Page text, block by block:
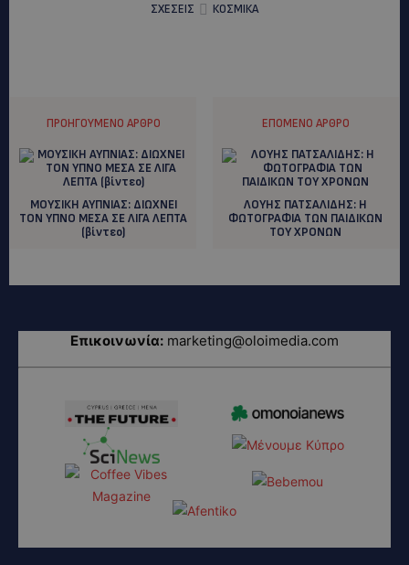
ΣΧΕΣΕΙΣ
ΚΟΣΜΙΚΑ
ΠΡΟΗΓΟΎΜΕΝΟ ΆΡΘΡΟ
ΜΟΥΣΙΚΗ ΑΥΠΝΙΑΣ: ΔΙΩΧΝΕΙ
ΤΟΝ ΥΠΝΟ ΜΕΣΑ ΣΕ ΛΙΓΑ ΛΕΠΤΑ
(βίντεο)
ΕΠΌΜΕΝΟ ΆΡΘΡΟ
ΛΟΥΗΣ ΠΑΤΣΑΛΙΔΗΣ: H
ΦΩΤΟΓΡΑΦΙΑ ΤΩΝ ΠΑΙΔΙΚΩΝ
ΤΟΥ ΧΡΟΝΩΝ
Επικοινωνία: marketing@oloimedia.com